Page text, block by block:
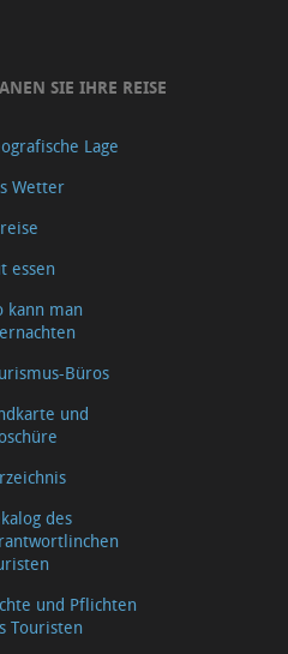
SIE IHRE REISE
Lage
Wetter
essen
kann man
Büros
und
des
und Pflichten
Touristen